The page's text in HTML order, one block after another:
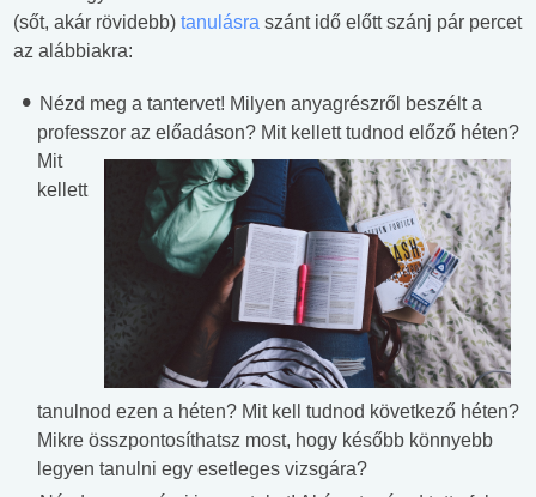
(sőt, akár rövidebb) tanulásra szánt idő előtt szánj pár percet
az alábbiakra:
Nézd meg a tantervet! Milyen anyagrészről beszélt a
professzor az előadáson? Mit kellett tudnod előző héten?
Mit
kellett
tanulnod ezen a héten? Mit kell tudnod következő héten?
Mikre összpontosíthatsz most, hogy később könnyebb
legyen tanulni egy esetleges vizsgára?